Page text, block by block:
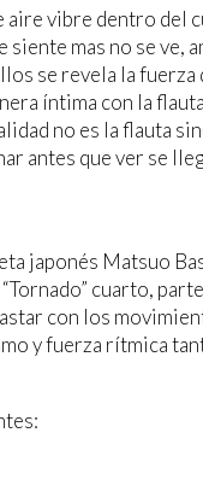
aire vibre dentro del
mas no se ve,
se revela la fuerza
íntima con la
no es la flauta
antes que ver se
japonés Matsuo
cuarto,
con los
y fuerza rítmica